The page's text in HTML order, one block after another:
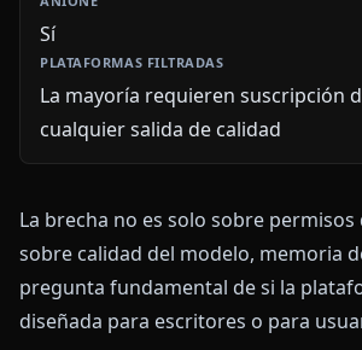
Sí
La mayoría requieren suscripción
cualquier salida de calidad
La brecha no es solo sobre permisos
sobre calidad del modelo, memoria
pregunta fundamental de si la
diseñada para escritores o para